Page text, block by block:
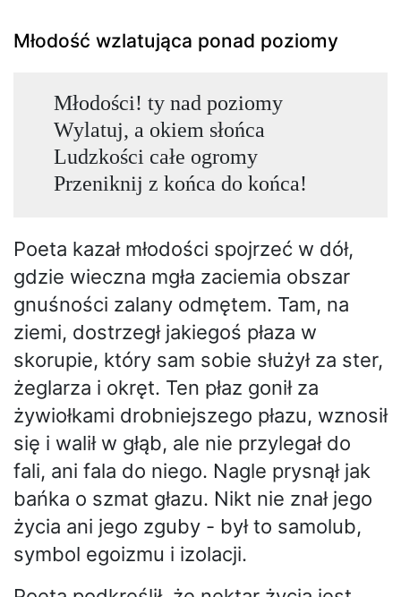
Młodość wzlatująca ponad poziomy
Młodości! ty nad poziomy
Wylatuj, a okiem słońca
Ludzkości całe ogromy
Przeniknij z końca do końca!
Poeta kazał młodości spojrzeć w dół,
gdzie wieczna mgła zaciemia obszar
gnuśności zalany odmętem. Tam, na
ziemi, dostrzegł jakiegoś płaza w
skorupie, który sam sobie służył za ster,
żeglarza i okręt. Ten płaz gonił za
żywiołkami drobniejszego płazu, wznosił
się i walił w głąb, ale nie przylegał do
fali, ani fala do niego. Nagle prysnął jak
bańka o szmat głazu. Nikt nie znał jego
życia ani jego zguby - był to samolub,
symbol egoizmu i izolacji.